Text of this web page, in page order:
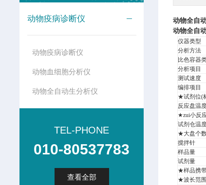
动物疫病诊断仪
动物疫病诊断仪
动物血细胞分析仪
动物全自动生分析仪
TEL-PHONE
010-80537783
查看全部
动物全自
动物全自
仪器类型
分析方法
比色容器
分析项目
测试速度
编排项目
★试剂位(
反应盘温
★zui小反
试剂仓温
★大盘个
搅拌针
样品量
试剂量
★样品携
★波长范围